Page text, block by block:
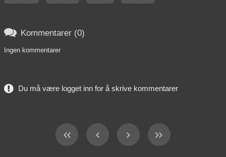
 Kommentarer (0)
Ingen kommentarer
Du må være logget inn for å skrive kommentarer